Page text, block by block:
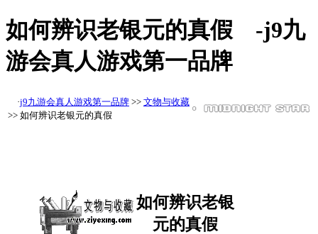
如何辨识老银元的真假 -j9九
游会真人游戏第一品牌
·j9九游会真人游戏第一品牌 >> 文物与收藏
>> 如何辨识老银元的真假
如何辨识老银
元的真假